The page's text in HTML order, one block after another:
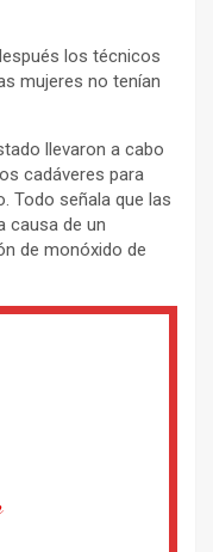
los técnicos
mujeres no tenían
llevaron a cabo
cadáveres para
Todo señala que las
causa de un
de monóxido de